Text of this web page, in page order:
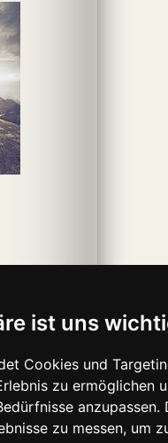
ist uns
Cookies und
zu ermöglichen
zu messen, um